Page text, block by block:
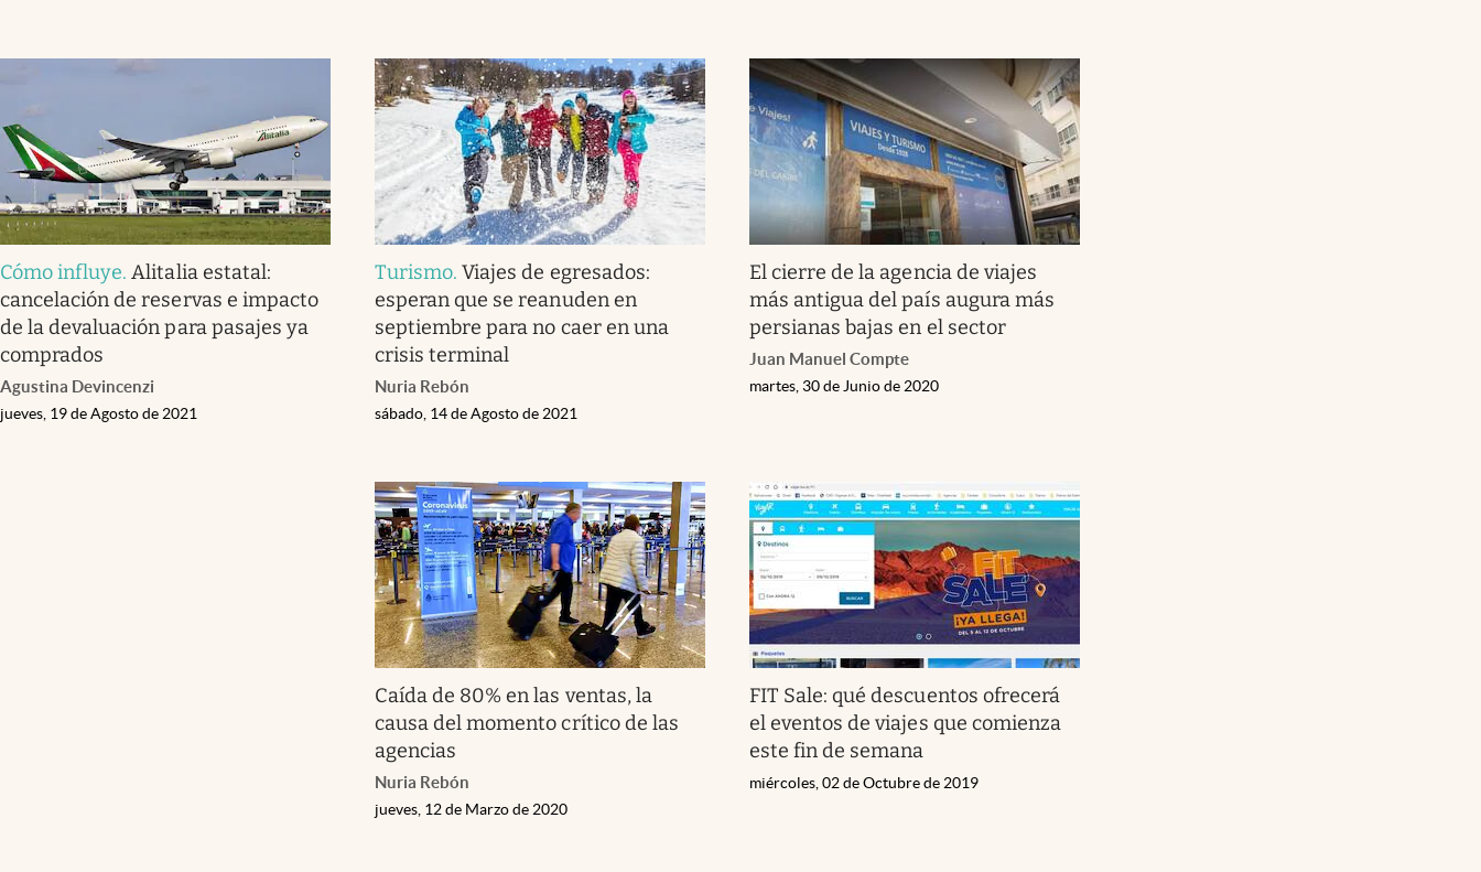
Cómo influye.Alitalia estatal:
cancelación de reservas e impacto
de la devaluación para pasajes ya
comprados
Agustina Devincenzi
jueves, 19 de Agosto de 2021
Turismo.Viajes de egresados:
esperan que se reanuden en
septiembre para no caer en una
crisis terminal
Nuria Rebón
sábado, 14 de Agosto de 2021
El cierre de la agencia de viajes
más antigua del país augura más
persianas bajas en el sector
Juan Manuel Compte
martes, 30 de Junio de 2020
Caída de 80% en las ventas, la
causa del momento crítico de las
agencias
Nuria Rebón
jueves, 12 de Marzo de 2020
FIT Sale: qué descuentos ofrecerá
el eventos de viajes que comienza
este fin de semana
miércoles, 02 de Octubre de 2019